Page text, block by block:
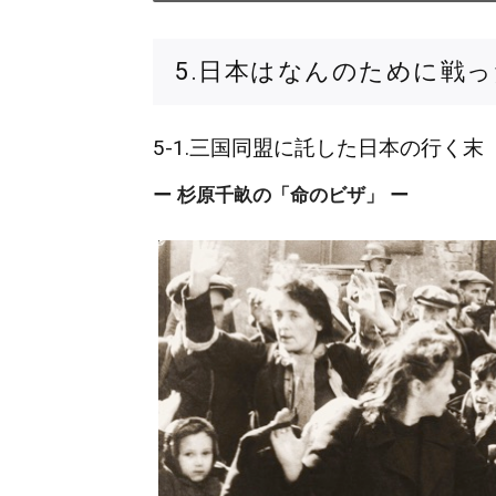
5.日本はなんのために戦
5-1.三国同盟に託した日本の行く末
ー 杉原千畝の「命のビザ」 ー